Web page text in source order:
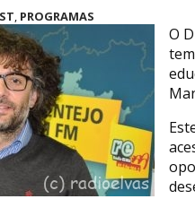
, PROGRAMAS
O